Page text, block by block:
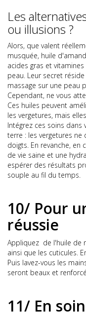
Les
ou illusions ?
Alors, que valent
musquée, huile
acides gras et
peau. Leur secret
massage sur une peau
Cependant, ne vous
Ces huiles peuvent
les vergetures, mais
Intégrez ces soins
terre : les vergetures
doigts. En revanche, en
de vie saine et une
espérer des résultats
souple au fil du temps.
10/ Pour
réussie
Appliquez de l'huile de
ainsi que les cuticules.
Puis lavez-vous les
seront beaux et
11/ En